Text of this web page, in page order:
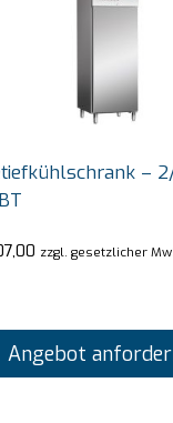
–
zzgl. gesetzlicher
Angebot